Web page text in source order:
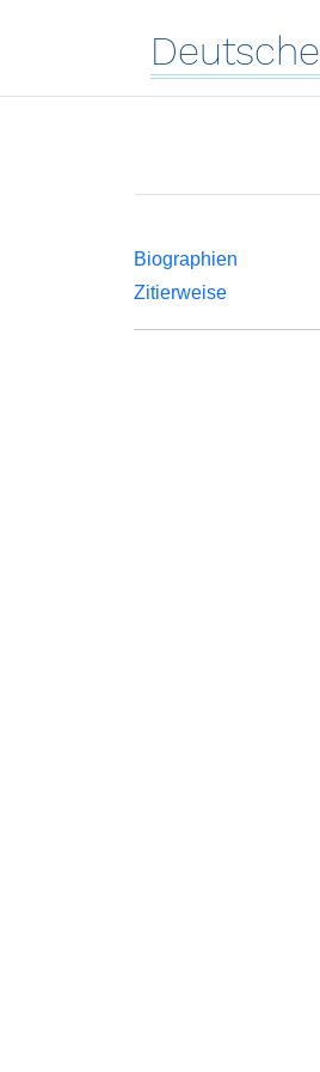
Deutsche
Biographien
Zitierweise